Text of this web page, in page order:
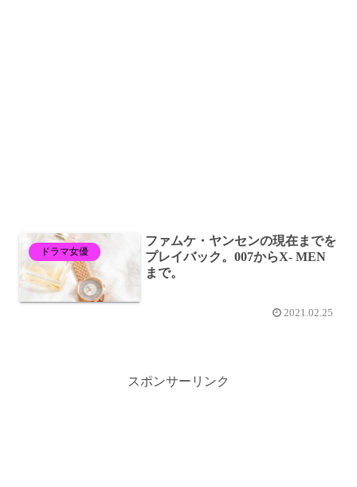
ドラマ女優
ファムケ・ヤンセンの現在までを
プレイバック。007からX- MEN
まで。
2021.02.25
スポンサーリンク